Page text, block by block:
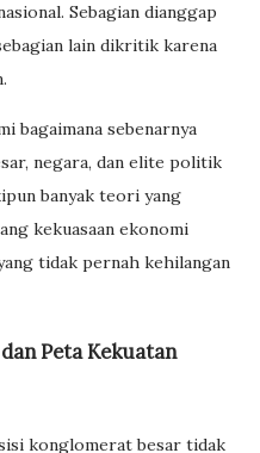
Sebagian dianggap
lain dikritik karena
bagaimana sebenarnya
negara, dan elite politik
banyak teori yang
kekuasaan ekonomi
tidak pernah kehilangan
Peta Kekuatan
konglomerat besar tidak